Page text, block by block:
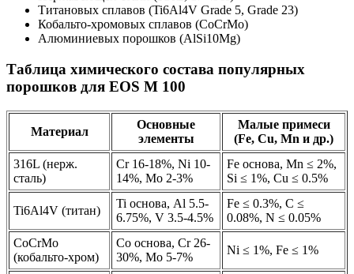
Титановых сплавов (Ti6Al4V Grade 5, Grade 23)
Кобальто-хромовых сплавов (CoCrMo)
Алюминиевых порошков (AlSi10Mg)
Таблица химического состава популярных
порошков для EOS M 100
Материал
Основные
элементы
Малые примеси
(Fe, Cu, Mn и др.)
316L (нерж.
сталь)
Cr 16-18%, Ni 10-
14%, Mo 2-3%
Fe основа, Mn ≤ 2%,
Si ≤ 1%, Cu ≤ 0.5%
Ti6Al4V (титан)
Ti основа, Al 5.5-
6.75%, V 3.5-4.5%
Fe ≤ 0.3%, C ≤
0.08%, N ≤ 0.05%
CoCrMo
(кобальто-хром)
Co основа, Cr 26-
30%, Mo 5-7%
Ni ≤ 1%, Fe ≤ 1%